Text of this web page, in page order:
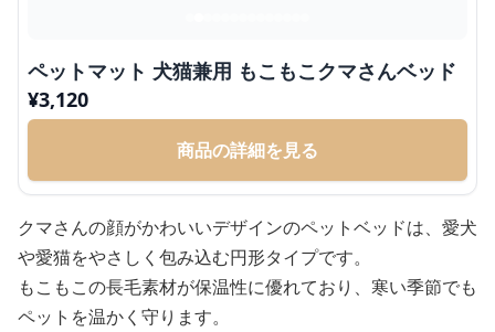
ペットマット 犬猫兼用 もこもこクマさんベッド
¥3,120
商品の詳細を見る
クマさんの顔がかわいいデザインのペットベッドは、愛犬
や愛猫をやさしく包み込む円形タイプです。
もこもこの長毛素材が保温性に優れており、寒い季節でも
ペットを温かく守ります。